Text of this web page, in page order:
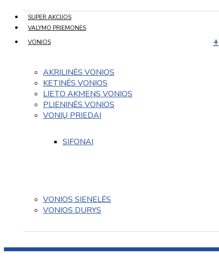
SUPER AKCIJOS
VALYMO PRIEMONĖS
VONIOS
AKRILINĖS VONIOS
KETINĖS VONIOS
LIETO AKMENS VONIOS
PLIENINĖS VONIOS
VONIŲ PRIEDAI
SIFONAI
VONIOS SIENELĖS
VONIOS DURYS